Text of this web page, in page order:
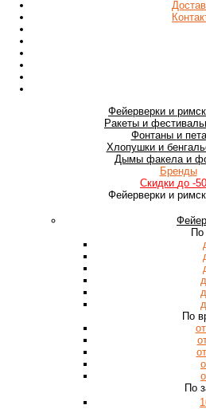
Фейерверки и
Ракеты и
Фонтаны и
Хлопушки и
Дымы факела и
Бренды
Скидки до -
Фейерверки и
По
По
По